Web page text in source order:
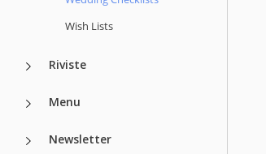
Wish Lists
Riviste
Menu
Newsletter